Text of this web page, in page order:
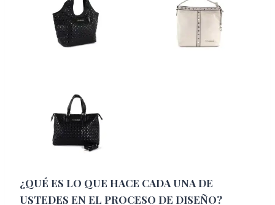
¿QUÉ ES LO QUE HACE CADA UNA DE
USTEDES EN EL PROCESO DE DISEÑO?